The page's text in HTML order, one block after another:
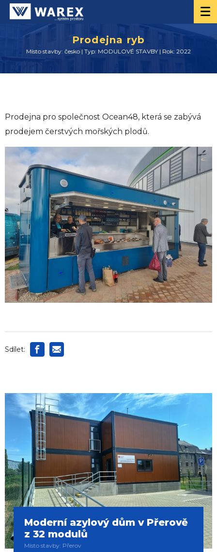
Prodejna ryb
Místo stavby: česko | Typ: MODULOVÉ STAVBY | Rok: 2022
Prodejna pro společnost Ocean48, která se zabývá
prodejem čerstvých mořských plodů.
Sdílet:
Moderní azylový dům v Přerově
z 32 modulů
Místo stavby: Přerov